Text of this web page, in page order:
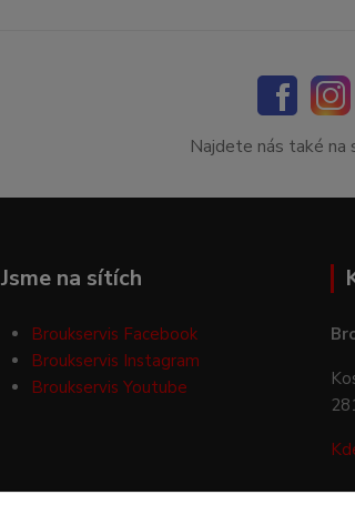
Najdete nás také na
Jsme na sítích
Broukservis Facebook
Broukservis Instagram
Broukservis Youtube